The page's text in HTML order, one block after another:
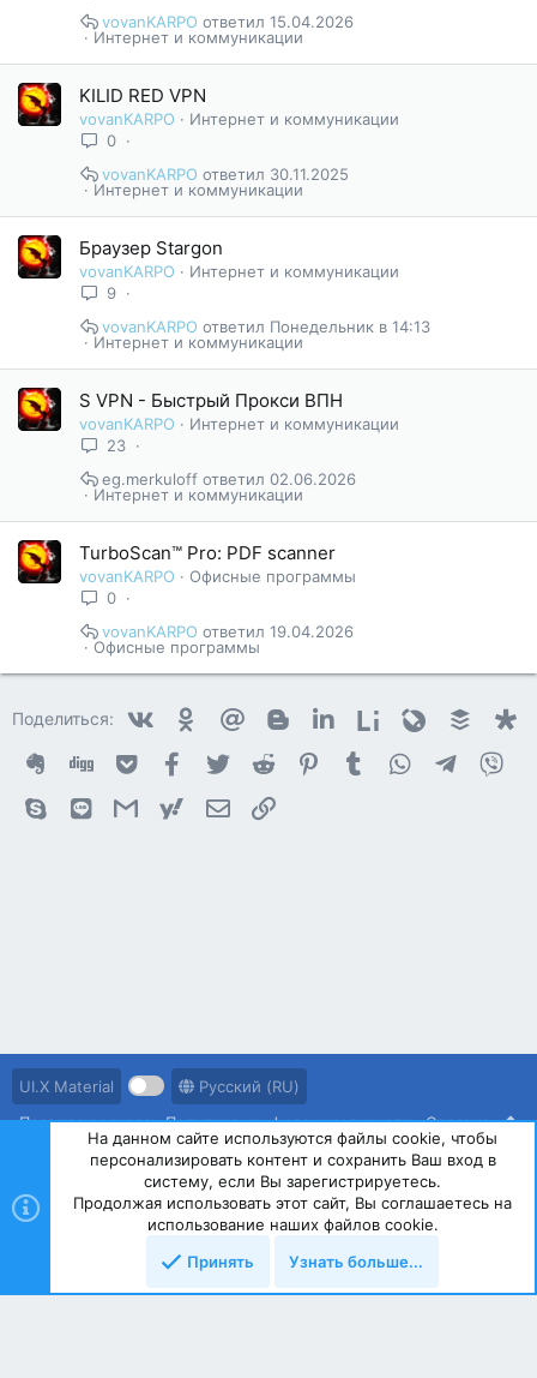
Интернет и коммуникации
15.04.2026
vovanKARPO
KILID RED VPN
vovanKARPO
Интернет и коммуникации
0
Интернет и коммуникации
30.11.2025
vovanKARPO
Браузер Stargon
vovanKARPO
Интернет и коммуникации
9
Интернет и коммуникации
Понедельник в 14:13
vovanKARPO
S VPN - Быстрый Прокси ВПН
vovanKARPO
Интернет и коммуникации
23
Интернет и коммуникации
02.06.2026
eg.merkuloff
TurboScan™ Pro: PDF scanner
vovanKARPO
Офисные программы
0
Офисные программы
19.04.2026
vovanKARPO
Поделиться: VkontakteOdnoklassniki
Mail.ru Blogger LinkedinLiveinternet
Livejournal
Buffer
EvernoteDigg GetpocketFacebook
Twitter Reddit PinterestTumblr WhatsAppTelegram
Skype Line GmailyahoomailЭлектронная почта
UI.X Material
Русский (RU)
Правила ресурса
Политика конфиденциальности Справка
Community platform by XenForo © 2010-2023 XenForo Ltd.
На данном сайте используются файлы cookie, чтобы
персонализировать контент и сохранить Ваш вход в
систему, если Вы зарегистрируетесь.
Продолжая использовать этот сайт, Вы соглашаетесь на
использование наших файлов cookie.
Принять
Узнать больше...